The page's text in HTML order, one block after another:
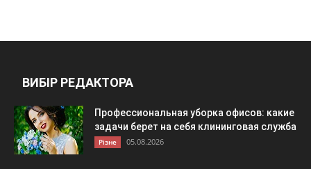
ВИБІР РЕДАКТОРА
Профессиональная уборка офисов: какие
задачи берет на себя клининговая служба
Різне 05.08.2026